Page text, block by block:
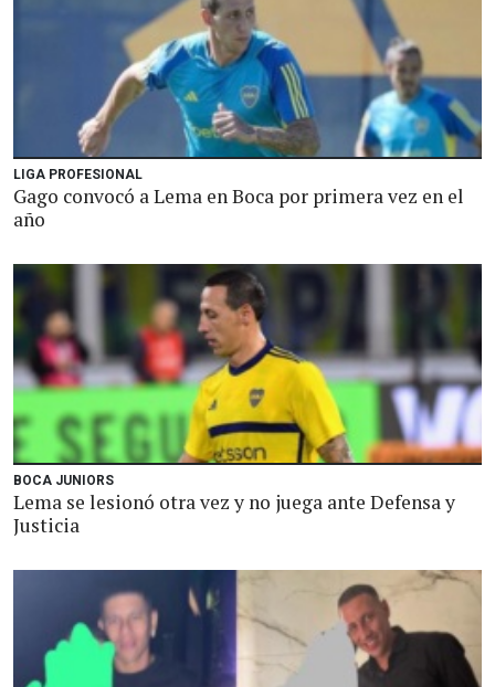
LIGA PROFESIONAL
Gago convocó a Lema en Boca por primera vez en el
año
BOCA JUNIORS
Lema se lesionó otra vez y no juega ante Defensa y
Justicia